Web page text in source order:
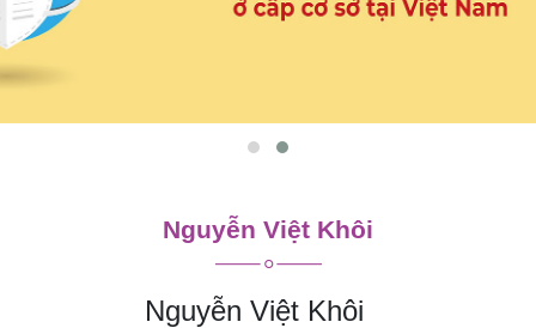
Nguyễn Việt Khôi
Nguyễn Việt Khôi